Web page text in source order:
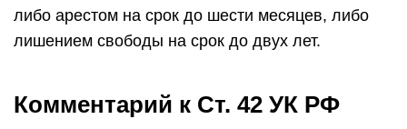
либо арестом на срок до шести месяцев, либо
лишением свободы на срок до двух лет.
Комментарий к Ст. 42 УК РФ